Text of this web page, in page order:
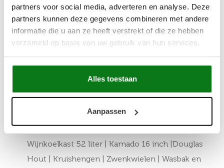
partners voor social media, adverteren en analyse. Deze
partners kunnen deze gegevens combineren met andere
informatie die u aan ze heeft verstrekt of die ze hebben
verzameld op basis van uw gebruik van hun services.
Alles toestaan
Aanpassen
Buitenkeuken Nashville | 70 Liter Koelkast | Met
Wasbak | Zwart Omlijst | Douglas Hout- 11 Mei
2024
Buitenkeuken Sevilla | Koelkast 70 liter 2x |
Douglas Hout | Kruisheng scharnieren | Wasbak
en kraan | 2 pits inductie | Zwart omlijst | 12 mm
gesinterd stenen blad- 15 Februari 2026
Buitenkeuken Braga | Koelkast 70 liter |
Wijnkoelkast 52 liter | Kamado 16 inch |Douglas
Hout | Kruishengen | Zwenkwielen | Wasbak en